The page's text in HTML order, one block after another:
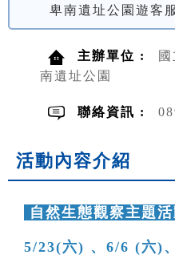
卑南遺址公園遊客
主辦單位 :
南遺址公園
聯絡資訊 :
活動內容介紹
自然生態觀察主題活
5/23(六) 、6/6 (六)